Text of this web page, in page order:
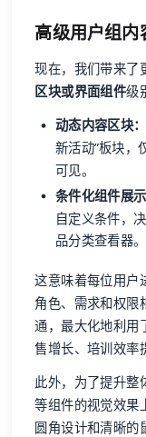
高级用户组内
现在，我们带来了
区块或界面组件级
动态内容区块：
新活动”板块，
可见。
条件化组件展示
自定义条件，
品分类查看器。
这意味着每位用户
角色、需求和权限
通，最大化地利用
售增长、培训效率
此外，为了提升整
等组件的视觉效果
圆角设计和清晰的